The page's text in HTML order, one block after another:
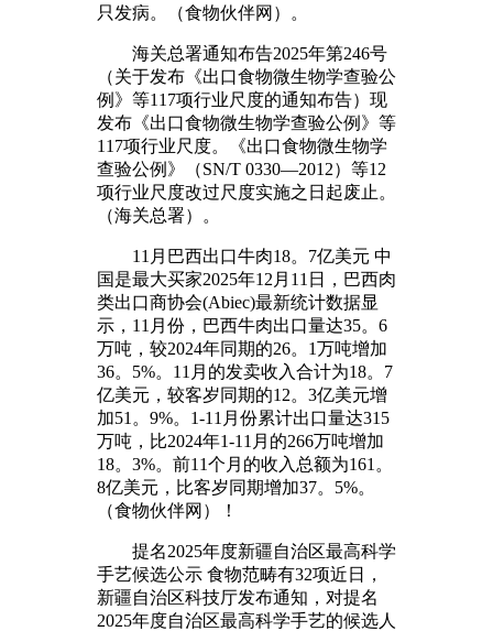
只发病。（食物伙伴网）。
海关总署通知布告2025年第246号
（关于发布《出口食物微生物学查验公
例》等117项行业尺度的通知布告）现
发布《出口食物微生物学查验公例》等
117项行业尺度。《出口食物微生物学
查验公例》（SN/T 0330—2012）等12
项行业尺度改过尺度实施之日起废止。
（海关总署）。
11月巴西出口牛肉18。7亿美元 中
国是最大买家2025年12月11日，巴西肉
类出口商协会(Abiec)最新统计数据显
示，11月份，巴西牛肉出口量达35。6
万吨，较2024年同期的26。1万吨增加
36。5%。11月的发卖收入合计为18。7
亿美元，较客岁同期的12。3亿美元增
加51。9%。1-11月份累计出口量达315
万吨，比2024年1-11月的266万吨增加
18。3%。前11个月的收入总额为161。
8亿美元，比客岁同期增加37。5%。
（食物伙伴网）！
提名2025年度新疆自治区最高科学
手艺候选公示 食物范畴有32项近日，
新疆自治区科技厅发布通知，对提名
2025年度自治区最高科学手艺的候选人